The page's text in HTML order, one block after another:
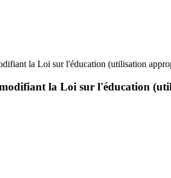
la Loi sur l'éducation (utilisation
la Loi sur l'éducation